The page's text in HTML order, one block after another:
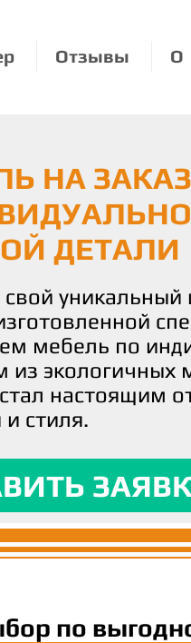
Отзывы
О
НА
ДЕТАЛИ
свой
мебель по
из экологичных
настоящим
стиля.
И
относимся к
только
для
не только
но и помогают
ПО
получаете не
удовольствие от
искусных
ваши идеи и
деталь
и
по